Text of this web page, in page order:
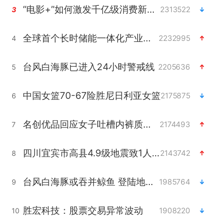
3 “电影+”如何激发千亿级消费新活力？ 2313522
4 全球首个长时储能一体化产业园量产 2232995
5 台风白海豚已进入24小时警戒线 2205636
6 中国女篮70-67险胜尼日利亚女篮2175875
7 名创优品回应女子吐槽内裤质量差 2174493
8 四川宜宾市高县4.9级地震致1人死亡2143742
9 台风白海豚或吞并鲸鱼 登陆地点更新 1985764
10 胜宏科技：股票交易异常波动 1908220